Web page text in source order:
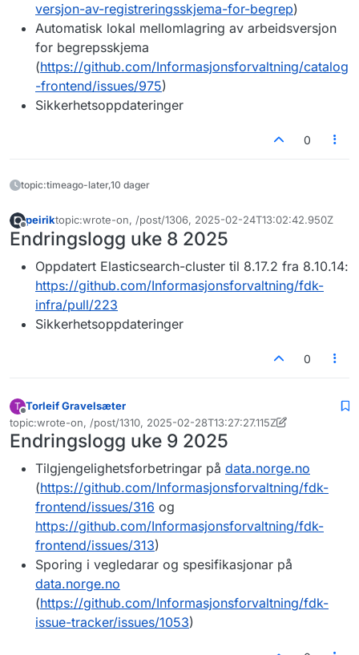
versjon-av-registreringsskjema-for-begrep)
Automatisk lokal mellomlagring av arbeidsversjon
for begrepsskjema
(https://github.com/Informasjonsforvaltning/catalog
-frontend/issues/975)
Sikkerhetsoppdateringer
0
topic:timeago-later,10 dager
Frakoblet
peiriktopic:wrote-on, /post/1306, 2025-02-24T13:02:42.950Z
Sist endret av
Endringslogg uke 8 2025
Oppdatert Elasticsearch-cluster til 8.17.2 fra 8.10.14:
https://github.com/Informasjonsforvaltning/fdk-
infra/pull/223
Sikkerhetsoppdateringer
0
T
Frakoblet
Torleif Gravelsæter
topic:wrote-on, /post/1310, 2025-02-28T13:27:27.115Z
Sist endret av Torleif Gravelsæter
Endringslogg uke 9 2025
Tilgjengelighetsforbetringar på data.norge.no
(https://github.com/Informasjonsforvaltning/fdk-
frontend/issues/316 og
https://github.com/Informasjonsforvaltning/fdk-
frontend/issues/313)
Sporing i vegledarar og spesifikasjonar på
data.norge.no
(https://github.com/Informasjonsforvaltning/fdk-
issue-tracker/issues/1053)